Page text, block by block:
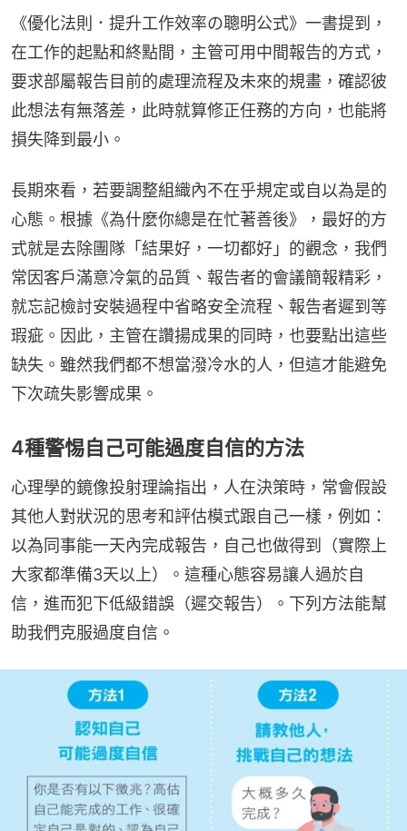
《優化法則．提升工作效率の聰明公式》一書提到，
在工作的起點和終點間，主管可用中間報告的方式，
要求部屬報告目前的處理流程及未來的規畫，確認彼
此想法有無落差，此時就算修正任務的方向，也能將
損失降到最小。
長期來看，若要調整組織內不在乎規定或自以為是的
心態。根據《為什麼你總是在忙著善後》，最好的方
式就是去除團隊「結果好，一切都好」的觀念，我們
常因客戶滿意冷氣的品質、報告者的會議簡報精彩，
就忘記檢討安裝過程中省略安全流程、報告者遲到等
瑕疵。因此，主管在讚揚成果的同時，也要點出這些
缺失。雖然我們都不想當潑冷水的人，但這才能避免
下次疏失影響成果。
4種警惕自己可能過度自信的方法
心理學的鏡像投射理論指出，人在決策時，常會假設
其他人對狀況的思考和評估模式跟自己一樣，例如：
以為同事能一天內完成報告，自己也做得到（實際上
大家都準備3天以上）。這種心態容易讓人過於自
信，進而犯下低級錯誤（遲交報告）。下列方法能幫
助我們克服過度自信。